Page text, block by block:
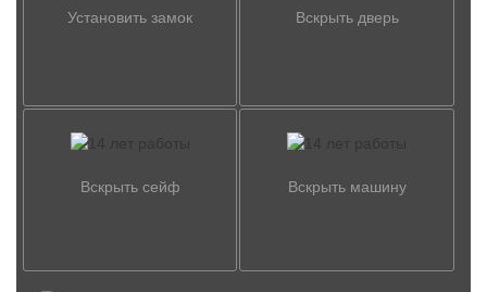
Установить замок Вскрыть дверь
Вскрыть сейф Вскрыть машину